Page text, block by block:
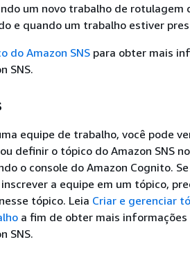
um novo trabalho de rotulagem
e quando um trabalho estiver
do Amazon SNS para obter mais
SNS.
equipe de trabalho, você pode
definir o tópico do Amazon SNS
o console do Amazon Cognito.
a equipe em um tópico,
tópico. Leia Criar e gerenciar
a fim de obter mais
SNS.